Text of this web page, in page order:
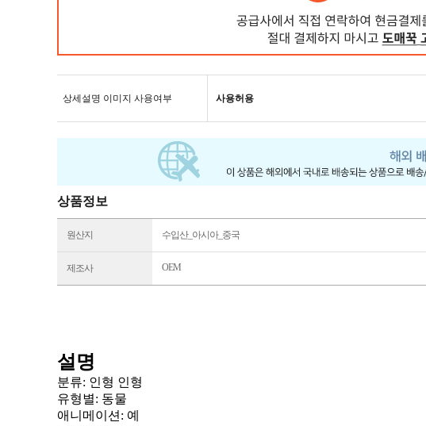
상세설명 이미지 사용여부 사용허용
상품정보
원산지 수입산_아시아_중국
제조사 OEM
설명
분류: 인형 인형
유형별: 동물
애니메이션 : 예